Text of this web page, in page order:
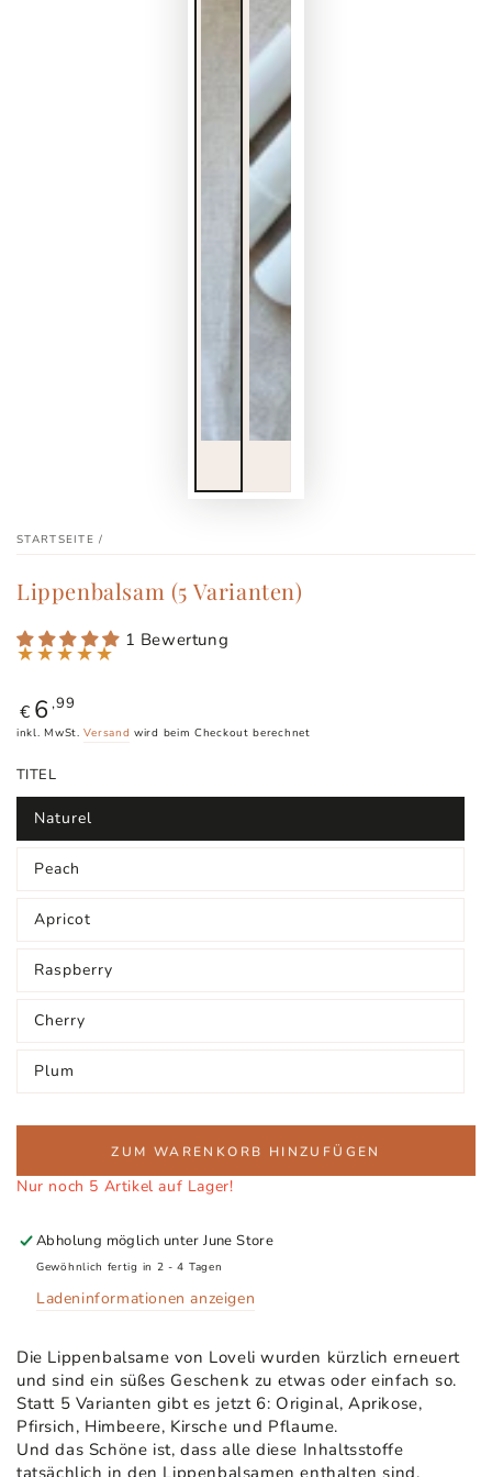
STARTSEITE /
Lippenbalsam (5 Varianten)
1 Bewertung
Regulärer
Preis
€ 6 ,99
inkl. MwSt.Versand wird beim Checkout berechnet
TITEL
Naturel
Variante
ausverkauft
oder
nicht
verfügbar
Peach
Variante
ausverkauft
oder
nicht
verfügbar
Apricot
Variante
ausverkauft
oder
nicht
verfügbar
Raspberry
Variante
ausverkauft
oder
nicht
verfügbar
Cherry
Variante
ausverkauft
oder
nicht
verfügbar
Plum
Variante
ausverkauft
nicht
ZUM WARENKORB HINZUFÜGEN
Nur noch 5 Artikel auf Lager!
Abholung möglich unterJune Store
Gewöhnlich fertig in 2 - 4 Tagen
Ladeninformationen anzeigen
Die Lippenbalsame von Loveli wurden kürzlich erneuert
und sind ein süßes Geschenk zu etwas oder einfach so.
Statt 5 Varianten gibt es jetzt 6: Original, Aprikose,
Pfirsich, Himbeere, Kirsche und Pflaume.
Und das Schöne ist, dass alle diese Inhaltsstoffe
tatsächlich in den Lippenbalsamen enthalten sind.